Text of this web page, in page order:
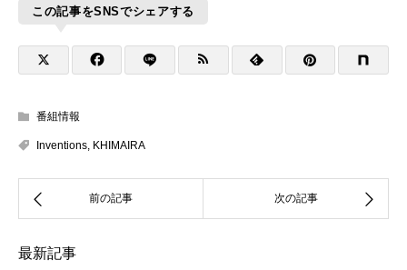
この記事をSNSでシェアする
番組情報
Inventions, KHIMAIRA
最新記事